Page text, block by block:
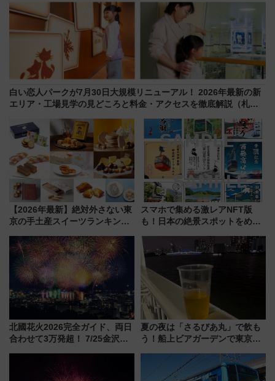
白い恋人パークが7月30日大規模リニューアル！ 2026年最新の新
エリア・工場見学の見どころと料金・アクセスを徹底解説（札幌
【2026年最新】絶対外さない東
京の手土産スイーツランキング
ったら
スマホで集める激レアNFT版
も！日本の絶景スポットをめぐ
ん)」企画がスタート
北國花火2026完全ガイド、両日
合わせて3万発超！ 7/25金沢大
会の日程・アクセス・観覧席ま
とめ（石川県）
夏の夜は「さるびあ丸」で飲も
う！船上ビアガーデンで東京湾
杯……工場直送生ビールや島グ
ルメが美味い